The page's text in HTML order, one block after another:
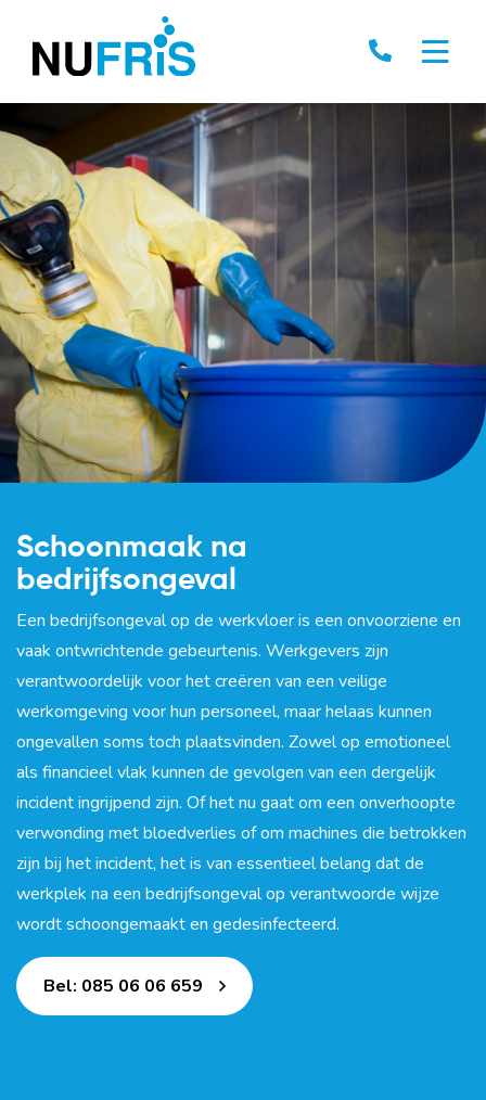
Schoonmaak na
bedrijfsongeval
Een bedrijfsongeval op de werkvloer is een onvoorziene en
vaak ontwrichtende gebeurtenis. Werkgevers zijn
verantwoordelijk voor het creëren van een veilige
werkomgeving voor hun personeel, maar helaas kunnen
ongevallen soms toch plaatsvinden. Zowel op emotioneel
als financieel vlak kunnen de gevolgen van een dergelijk
incident ingrijpend zijn. Of het nu gaat om een onverhoopte
verwonding met bloedverlies of om machines die betrokken
zijn bij het incident, het is van essentieel belang dat de
werkplek na een bedrijfsongeval op verantwoorde wijze
wordt schoongemaakt en gedesinfecteerd.
Bel: 085 06 06 659